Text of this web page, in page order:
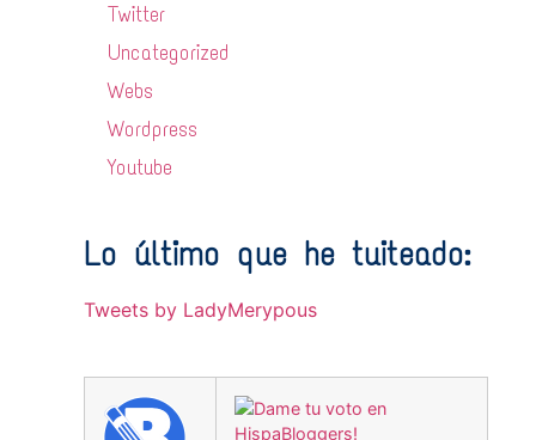
Twitter
Uncategorized
Webs
Wordpress
Youtube
Lo último que he tuiteado:
Tweets by LadyMerypous